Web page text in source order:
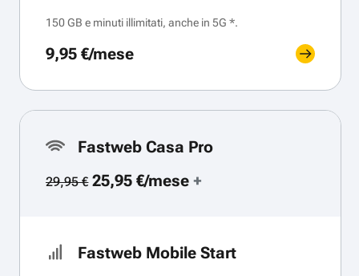
150 GB e minuti illimitati, anche in 5G *.
9,95 €/mese
Fastweb Casa Pro
29,95 €25,95 €/mese+
Fastweb Mobile Start